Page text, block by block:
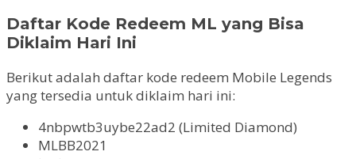
Daftar Kode Redeem ML yang Bisa
Diklaim Hari Ini
Berikut adalah daftar kode redeem Mobile Legends
yang tersedia untuk diklaim hari ini:
4nbpwtb3uybe22ad2 (Limited Diamond)
MLBB2021